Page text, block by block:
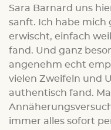
Sara Barnard uns
sanft. Ich habe mich
erwischt, einfach
fand. Und ganz
angenehm echt
vielen Zweifeln und
authentisch fand.
immer alles sofort